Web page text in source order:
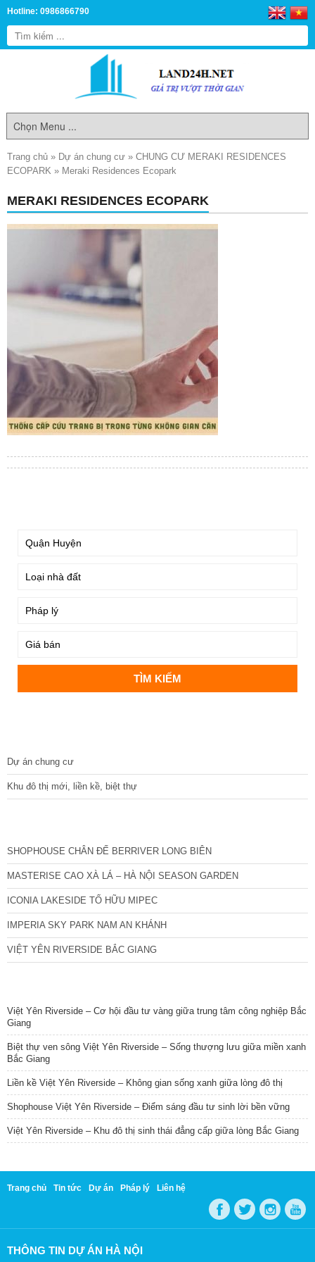
Hotline: 0986866790
Trang chủ » Dự án chung cư » CHUNG CƯ MERAKI RESIDENCES
ECOPARK » Meraki Residences Ecopark
MERAKI RESIDENCES ECOPARK
Dự án chung cư
Khu đô thị mới, liền kề, biệt thự
SHOPHOUSE CHÂN ĐẾ BERRIVER LONG BIÊN
MASTERISE CAO XÀ LÁ – HÀ NỘI SEASON GARDEN
ICONIA LAKESIDE TỐ HỮU MIPEC
IMPERIA SKY PARK NAM AN KHÁNH
VIỆT YÊN RIVERSIDE BẮC GIANG
Việt Yên Riverside – Cơ hội đầu tư vàng giữa trung tâm công nghiệp Bắc
Giang
Biệt thự ven sông Việt Yên Riverside – Sống thượng lưu giữa miền xanh
Bắc Giang
Liền kề Việt Yên Riverside – Không gian sống xanh giữa lòng đô thị
Shophouse Việt Yên Riverside – Điểm sáng đầu tư sinh lời bền vững
Việt Yên Riverside – Khu đô thị sinh thái đẳng cấp giữa lòng Bắc Giang
Trang chủ Tin tức Dự án Pháp lý Liên hệ
THÔNG TIN DỰ ÁN HÀ NỘI